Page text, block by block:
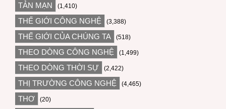
TẢN MẠN (1,410)
THẾ GIỚI CÔNG NGHỆ (3,388)
THẾ GIỚI CỦA CHÚNG TA (518)
THEO DÒNG CÔNG NGHỆ (1,499)
THEO DÒNG THỜI SỰ (2,422)
THỊ TRƯỜNG CÔNG NGHỆ (4,465)
THƠ (20)